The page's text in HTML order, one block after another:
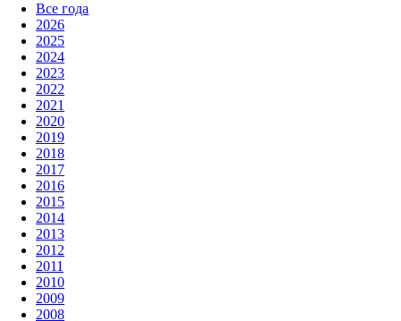
Все года
2026
2025
2024
2023
2022
2021
2020
2019
2018
2017
2016
2015
2014
2013
2012
2011
2010
2009
2008